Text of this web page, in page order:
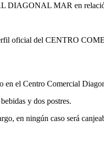
DIAGONAL MAR en
oficial del CENTRO
en el Centro Comercial
y dos postres.
en ningún caso será